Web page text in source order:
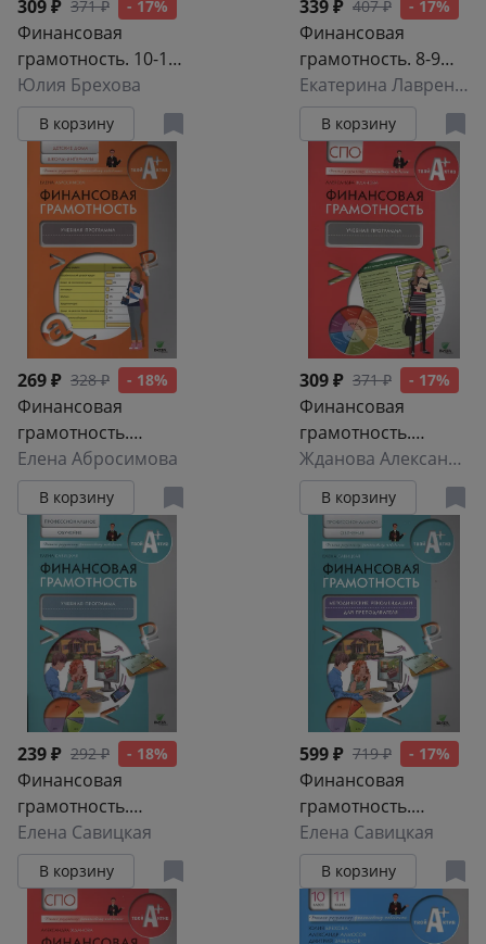
309 ₽ 371 ₽ - 17%
Финансовая
грамотность. 10-11
класс. Учебная
программа
Юлия Брехова
В корзину
339 ₽ 407 ₽ - 17%
Финансовая
грамотность. 8-9
класс. Учебная
программа
Екатерина Лавренова
В корзину
269 ₽ 328 ₽ - 18%
Финансовая
грамотность.
Учебная
программа
Елена Абросимова
В корзину
309 ₽ 371 ₽ - 17%
Финансовая
грамотность.
Учебная
программа
Жданова Александра Олеговна
В корзину
239 ₽ 292 ₽ - 18%
Финансовая
грамотность.
Учебная
программа
Елена Савицкая
В корзину
599 ₽ 719 ₽ - 17%
Финансовая
грамотность.
Методические
рекомендации для
преподавателя
Елена Савицкая
В корзину